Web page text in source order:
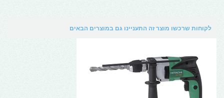
לקוחות שרכשו מוצר זה התעניינו גם במוצרים הבאים